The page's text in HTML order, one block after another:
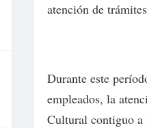
atención de
Durante este
empleados, la
Cultural contiguo a